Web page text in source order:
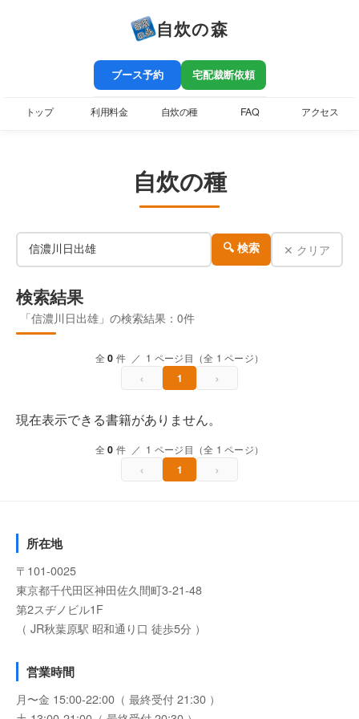
自炊の森
ブース予約 宅配裁断依頼
トップ 利用料金 自炊の種 FAQ アクセス
自炊の種
🔍 検索 ✕ クリア
検索結果
「信濃川日出雄」の検索結果：0件
全0 件 ／ 1 ページ目（全 1 ページ）
‹ 1 ›
現在表示できる書籍がありません。
全0 件 ／ 1 ページ目（全 1 ページ）
‹ 1 ›
所在地
〒101-0025
東京都千代田区神田佐久間町3-21-48
第2スヂノビル1F
（ JR秋葉原駅 昭和通り口 徒歩5分 ）
営業時間
月〜金 15:00-22:00（ 最終受付 21:30 ）